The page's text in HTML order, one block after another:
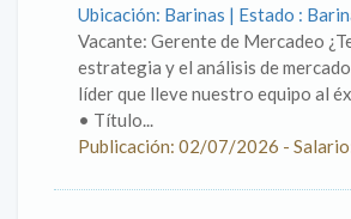
Ubicación: Barinas | Estado :
Vacante: Gerente de Mercadeo
estrategia y el análisis de
líder que lleve nuestro equipo al
• Título...
Publicación: 02/07/2026 -